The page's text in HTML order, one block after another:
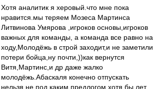
Хотя аналитик я херовый.что мне пока
нравится.мы теряем Мозеса Мартинса
Литвинова Умярова ,игроков основы,игроков
важных для команды, а команда все равно на
ходу,Молодёжь в строй заходит,и не заметили
потери бойца,ну почти,))как вернутся
Витя,Мартинс,и др даже жалко
молодёжь.Абаскаля конечно отпускать
нельзя.не под каким предлогом.хотя бы лет